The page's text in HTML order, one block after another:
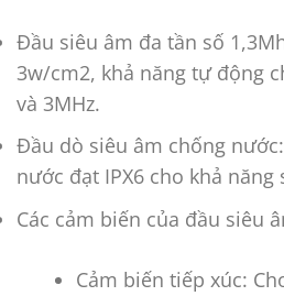
Đầu siêu âm đa tần số
3w/cm2, khả năng tự động
và 3MHz.
Đầu dò siêu âm chống
nước đạt IPX6 cho khả
Các cảm biến của đầu siêu
Cảm biến tiếp xúc: